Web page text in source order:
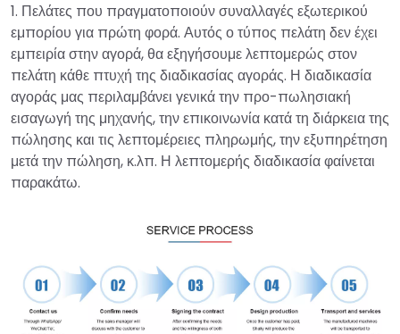
1. Πελάτες που πραγματοποιούν συναλλαγές εξωτερικού
εμπορίου για πρώτη φορά. Αυτός ο τύπος πελάτη δεν έχει
εμπειρία στην αγορά, θα εξηγήσουμε λεπτομερώς στον
πελάτη κάθε πτυχή της διαδικασίας αγοράς. Η διαδικασία
αγοράς μας περιλαμβάνει γενικά την προ-πωλησιακή
εισαγωγή της μηχανής, την επικοινωνία κατά τη διάρκεια της
πώλησης και τις λεπτομέρειες πληρωμής, την εξυπηρέτηση
μετά την πώληση, κ.λπ. Η λεπτομερής διαδικασία φαίνεται
παρακάτω.